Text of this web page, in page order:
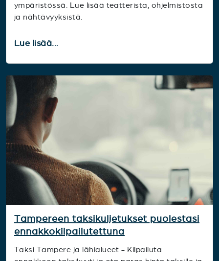
ympäristössä. Lue lisää teatterista, ohjelmistosta
ja nähtävyyksistä.
Lue lisää...
Tampereen taksikuljetukset puolestasi
ennakkokilpailutettuna
Taksi Tampere ja lähialueet - Kilpailuta